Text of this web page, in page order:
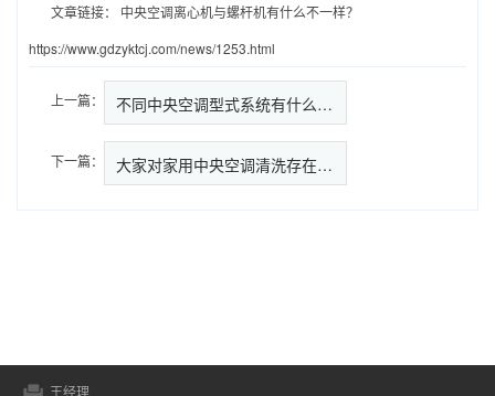
文章链接：
中央空调离心机与螺杆机有什么不一样？
https://www.gdzyktcj.com/news/1253.html
上一篇： 不同中央空调型式系统有什么区别…
下一篇： 大家对家用中央空调清洗存在哪些
王经理